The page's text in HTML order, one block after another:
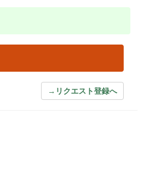
→リクエスト登録へ